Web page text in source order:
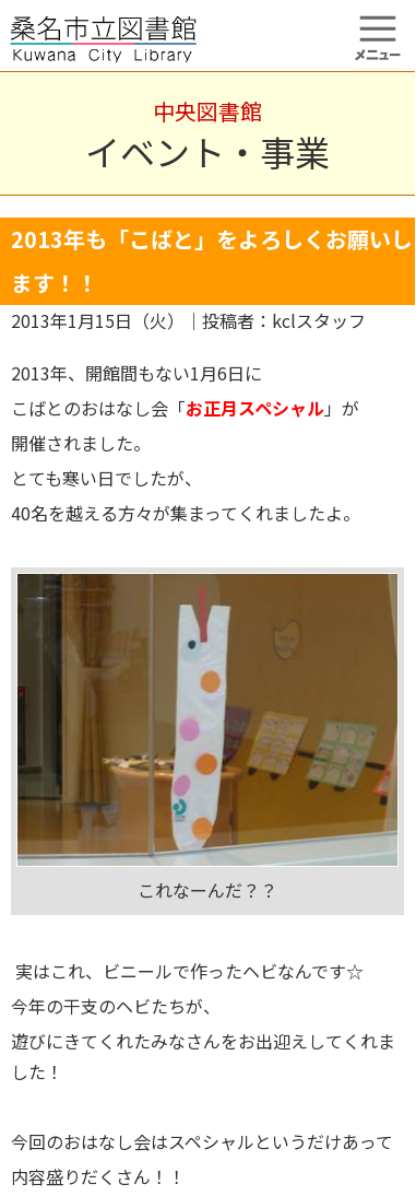
中央図書館
イベント・事業
2013年も「こばと」をよろしくお願いし
ます！！
2013年1月15日（火）
｜投稿者：kclスタッフ
2013年、開館間もない1月6日に
こばとのおはなし会「お正月スペシャル」が
開催されました。
とても寒い日でしたが、
40名を越える方々が集まってくれましたよ。
これなーんだ？？
実はこれ、ビニールで作ったヘビなんです☆
今年の干支のヘビたちが、
遊びにきてくれたみなさんをお出迎えしてくれま
した！
今回のおはなし会はスペシャルというだけあって
内容盛りだくさん！！